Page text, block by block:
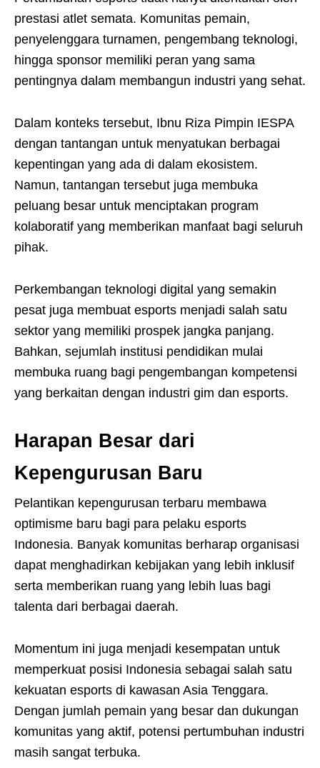
prestasi atlet semata. Komunitas pemain,
penyelenggara turnamen, pengembang teknologi,
hingga sponsor memiliki peran yang sama
pentingnya dalam membangun industri yang sehat.
Dalam konteks tersebut, Ibnu Riza Pimpin IESPA
dengan tantangan untuk menyatukan berbagai
kepentingan yang ada di dalam ekosistem.
Namun, tantangan tersebut juga membuka
peluang besar untuk menciptakan program
kolaboratif yang memberikan manfaat bagi seluruh
pihak.
Perkembangan teknologi digital yang semakin
pesat juga membuat esports menjadi salah satu
sektor yang memiliki prospek jangka panjang.
Bahkan, sejumlah institusi pendidikan mulai
membuka ruang bagi pengembangan kompetensi
yang berkaitan dengan industri gim dan esports.
Harapan Besar dari
Kepengurusan Baru
Pelantikan kepengurusan terbaru membawa
optimisme baru bagi para pelaku esports
Indonesia. Banyak komunitas berharap organisasi
dapat menghadirkan kebijakan yang lebih inklusif
serta memberikan ruang yang lebih luas bagi
talenta dari berbagai daerah.
Momentum ini juga menjadi kesempatan untuk
memperkuat posisi Indonesia sebagai salah satu
kekuatan esports di kawasan Asia Tenggara.
Dengan jumlah pemain yang besar dan dukungan
komunitas yang aktif, potensi pertumbuhan industri
masih sangat terbuka.